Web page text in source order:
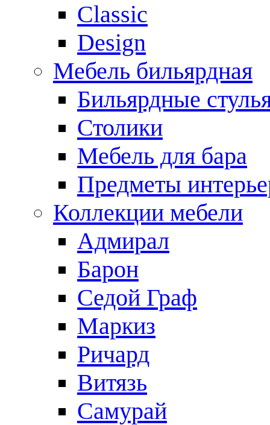
Сlassic
Design
Мебель бильярдная
Бильярдные
Столики
Мебель для бара
Предметы
Коллекции мебели
Адмирал
Барон
Седой Граф
Маркиз
Ричард
Витязь
Самурай